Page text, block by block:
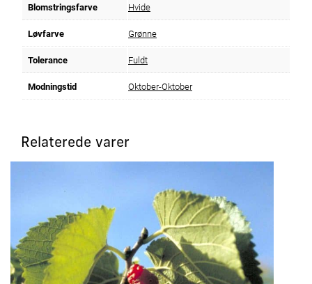
Blomstringsfarve Hvide
Løvfarve Grønne
Tolerance Fuldt
Modningstid Oktober-Oktober
Relaterede varer